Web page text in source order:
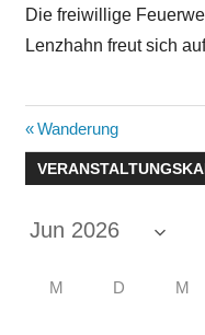
Die freiwillige
Lenzhahn freut sich
Vorheriger
Beitrag:
Wanderung
M D M